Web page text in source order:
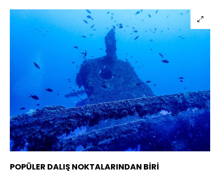
POPÜLER DALIŞ NOKTALARINDAN BİRİ